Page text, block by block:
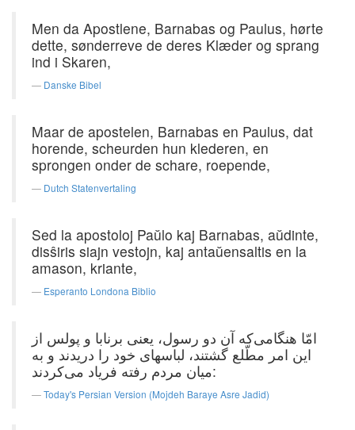
Men da Apostlene, Barnabas og Paulus, hørte
dette, sønderreve de deres Klæder og sprang
ind i Skaren,
Danske Bibel
Maar de apostelen, Barnabas en Paulus, dat
horende, scheurden hun klederen, en
sprongen onder de schare, roepende,
Dutch Statenvertaling
Sed la apostoloj Paŭlo kaj Barnabas, aŭdinte,
disŝiris siajn vestojn, kaj antaŭensaltis en la
amason, kriante,
Esperanto Londona Biblio
امّا هنگامی‌که آن دو رسول، یعنی برنابا و پولس از
این امر مطّلع گشتند، لباسهای خود را دریدند و به
میان مردم رفته فریاد می‌کردند:
Today's Persian Version (Mojdeh Baraye Asre Jadid)